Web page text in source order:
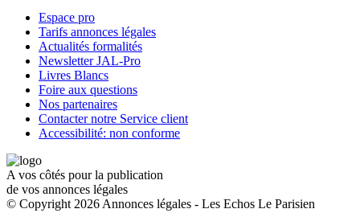
Espace pro
Tarifs annonces légales
Actualités formalités
Newsletter JAL-Pro
Livres Blancs
Foire aux questions
Nos partenaires
Contacter notre Service client
Accessibilité: non conforme
A vos côtés pour la publication
de vos annonces légales
© Copyright 2026 Annonces légales - Les Echos Le Parisien